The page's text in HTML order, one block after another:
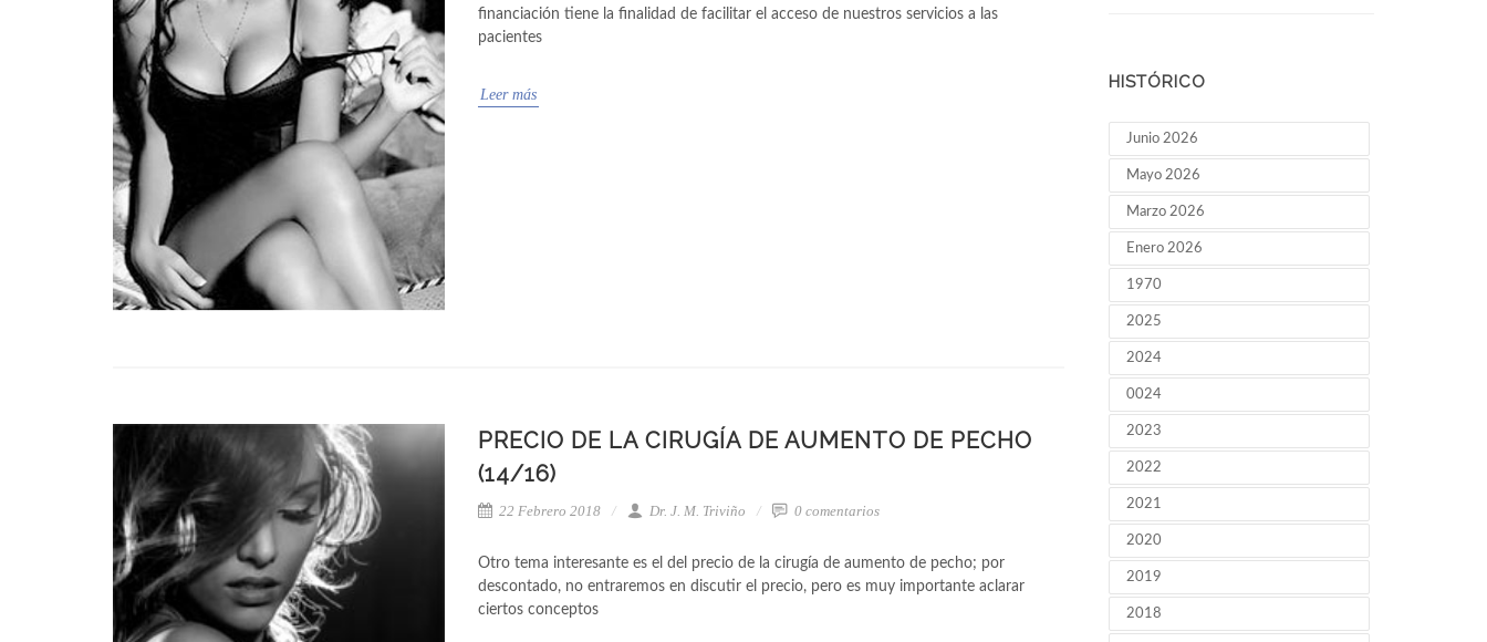
financiación tiene la finalidad de facilitar el acceso de nuestros servicios a las
pacientes
Leer más
PRECIO DE LA CIRUGÍA DE AUMENTO DE PECHO
(14/16)
22 Febrero 2018 Dr. J. M. Triviño 0 comentarios
Otro tema interesante es el del precio de la cirugía de aumento de pecho; por
descontado, no entraremos en discutir el precio, pero es muy importante aclarar
ciertos conceptos
HISTÓRICO
Junio 2026
Mayo 2026
Marzo 2026
Enero 2026
1970
2025
2024
0024
2023
2022
2021
2020
2019
2018